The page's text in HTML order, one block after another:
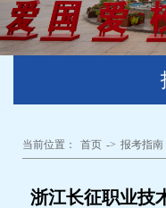
当前位置： 首页 -> 报考指南
浙江长征职业技